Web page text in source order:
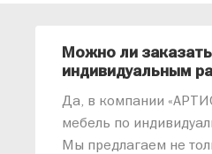
Можно ли
индивидуальным
Да, в компании
мебель по
Мы предлагаем не